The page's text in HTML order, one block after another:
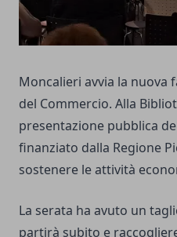
Moncalieri avvia la nuova
del Commercio. Alla
presentazione pubblica
finanziato dalla Regione
sostenere le attività
La serata ha avuto un
partirà subito e